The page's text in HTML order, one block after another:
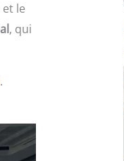
le
, qui
.